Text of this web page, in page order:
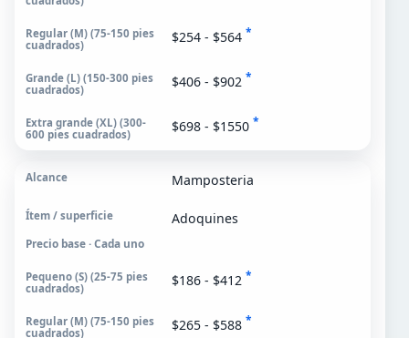
$254 - $564 *
$406 - $902 *
$698 - $1550 *
Mamposteria
Adoquines
Precio base · Cada uno
$186 - $412 *
$265 - $588 *